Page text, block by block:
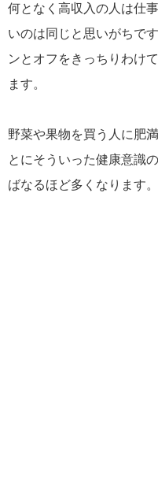
何となく高収入の人は仕
いのは同じと思いがちで
ンとオフをきっちりわけ
ます。
野菜や果物を買う人に肥
とにそういった健康意識
ばなるほど多くなります。